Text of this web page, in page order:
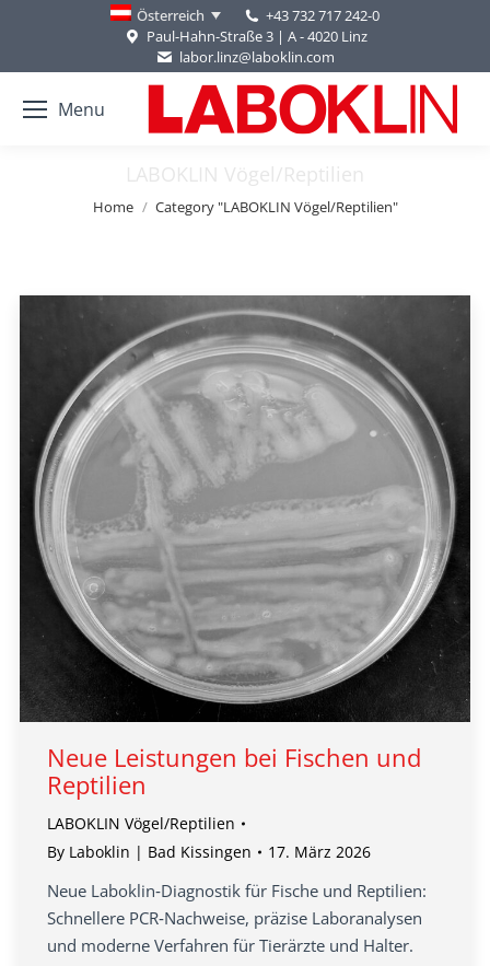
Österreich
+43 732 717 242-0
Paul-Hahn-Straße 3 | A - 4020 Linz
labor.linz@laboklin.com
Menu
LABOKLIN Vögel/Reptilien
You are here:
Home Category "LABOKLIN Vögel/Reptilien"
Neue Leistungen bei Fischen und
Reptilien
LABOKLIN Vögel/Reptilien
By Laboklin | Bad Kissingen 17. März 2026
Neue Laboklin‑Diagnostik für Fische und Reptilien:
Schnellere PCR‑Nachweise, präzise Laboranalysen
und moderne Verfahren für Tierärzte und Halter.